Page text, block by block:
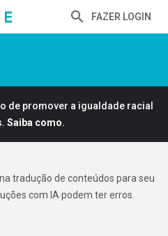
FAZER LOGIN
de promover a igualdade racial
Saiba como.
tradução de conteúdos para seu
com IA podem ter erros.